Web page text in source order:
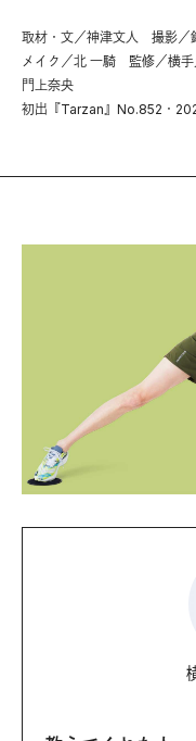
取材・文／神津文人 撮影
メイク／北 一騎 監修／横
門上奈央
初出『Tarzan』No.852・